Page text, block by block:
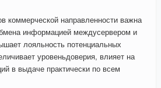
коммерческой направленности важна
информацией междусервером и
лояльность потенциальных
уровеньдоверия, влияет на
в выдаче практически по всем